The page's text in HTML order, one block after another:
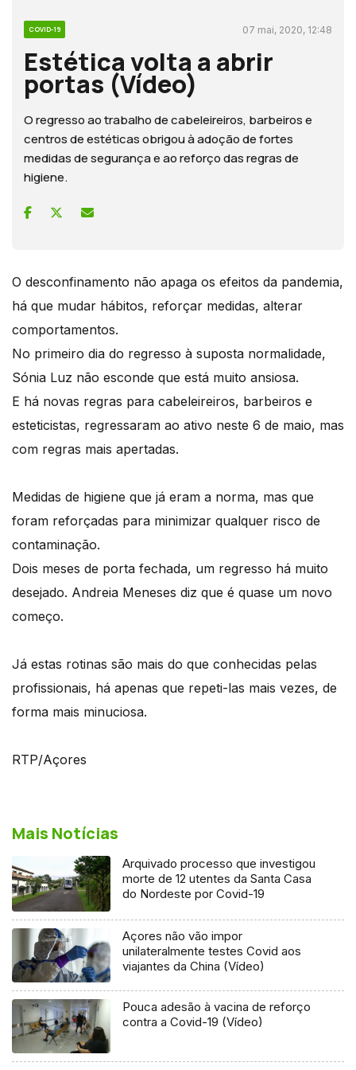
COVID-19 07 mai, 2020, 12:48
Estética volta a abrir
portas (Vídeo)
O regresso ao trabalho de cabeleireiros, barbeiros e
centros de estéticas obrigou à adoção de fortes
medidas de segurança e ao reforço das regras de
higiene.
O desconfinamento não apaga os efeitos da pandemia,
há que mudar hábitos, reforçar medidas, alterar
comportamentos.
No primeiro dia do regresso à suposta normalidade,
Sónia Luz não esconde que está muito ansiosa.
E há novas regras para cabeleireiros, barbeiros e
esteticistas, regressaram ao ativo neste 6 de maio, mas
com regras mais apertadas.
Medidas de higiene que já eram a norma, mas que
foram reforçadas para minimizar qualquer risco de
contaminação.
Dois meses de porta fechada, um regresso há muito
desejado. Andreia Meneses diz que é quase um novo
começo.
Já estas rotinas são mais do que conhecidas pelas
profissionais, há apenas que repeti-las mais vezes, de
forma mais minuciosa.
RTP/Açores
Mais Notícias
Arquivado processo que investigou
morte de 12 utentes da Santa Casa
do Nordeste por Covid-19
Açores não vão impor
unilateralmente testes Covid aos
viajantes da China (Vídeo)
Pouca adesão à vacina de reforço
contra a Covid-19 (Vídeo)